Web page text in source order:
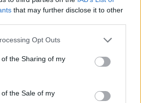
that may further disclose it to other
app uses one or more Google
or usage behaviour. You may click to
to Google and its third-party tags to
specified purposes in below Google
Opt Outs
the Sharing of my
the Sale of my
- a szállodákkal,
van, az éttermek
a leszervezett bloggert.